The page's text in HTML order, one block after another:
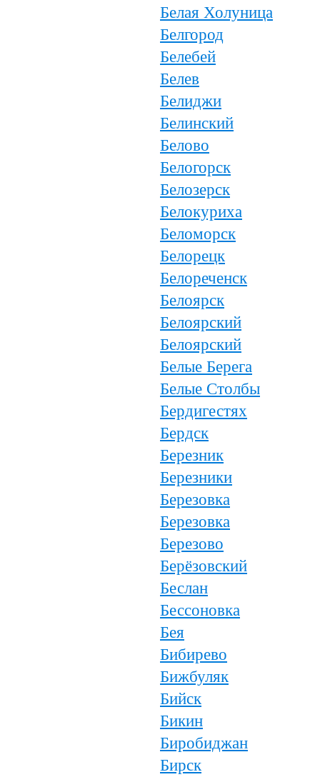
Белая Холуница
Белгород
Белебей
Белев
Белиджи
Белинский
Белово
Белогорск
Белозерск
Белокуриха
Беломорск
Белорецк
Белореченск
Белоярск
Белоярский
Белоярский
Белые Берега
Белые Столбы
Бердигестях
Бердск
Березник
Березники
Березовка
Березовка
Березово
Берёзовский
Беслан
Бессоновка
Бея
Бибирево
Бижбуляк
Бийск
Бикин
Биробиджан
Бирск